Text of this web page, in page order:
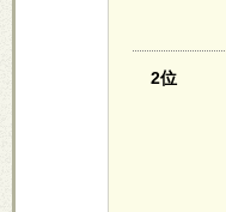
2位